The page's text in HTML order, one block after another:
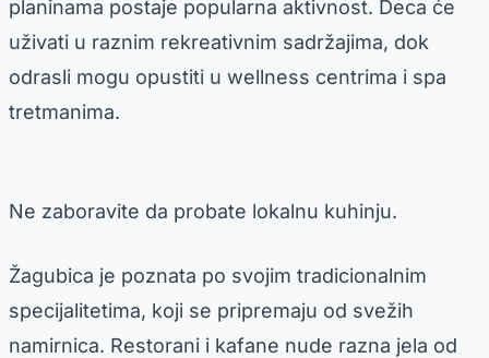
planinama postaje popularna aktivnost. Deca će
uživati u raznim rekreativnim sadržajima, dok
odrasli mogu opustiti u wellness centrima i spa
tretmanima.
Ne zaboravite da probate lokalnu kuhinju.
Žagubica je poznata po svojim tradicionalnim
specijalitetima, koji se pripremaju od svežih
namirnica. Restorani i kafane nude razna jela od